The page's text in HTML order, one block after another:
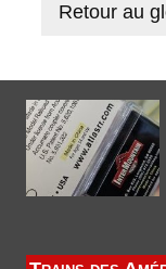
Retour au